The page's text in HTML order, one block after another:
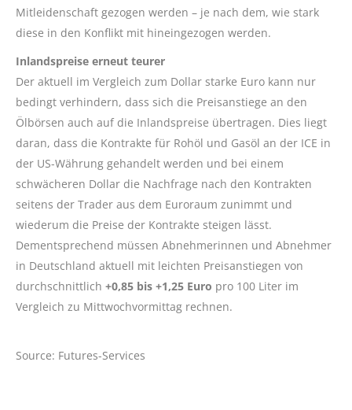
Mitleidenschaft gezogen werden – je nach dem, wie stark
diese in den Konflikt mit hineingezogen werden.
Inlandspreise erneut teurer
Der aktuell im Vergleich zum Dollar starke Euro kann nur
bedingt verhindern, dass sich die Preisanstiege an den
Ölbörsen auch auf die Inlandspreise übertragen. Dies liegt
daran, dass die Kontrakte für Rohöl und Gasöl an der ICE in
der US-Währung gehandelt werden und bei einem
schwächeren Dollar die Nachfrage nach den Kontrakten
seitens der Trader aus dem Euroraum zunimmt und
wiederum die Preise der Kontrakte steigen lässt.
Dementsprechend müssen Abnehmerinnen und Abnehmer
in Deutschland aktuell mit leichten Preisanstiegen von
durchschnittlich +0,85 bis +1,25 Euro pro 100 Liter im
Vergleich zu Mittwochvormittag rechnen.
Source: Futures-Services